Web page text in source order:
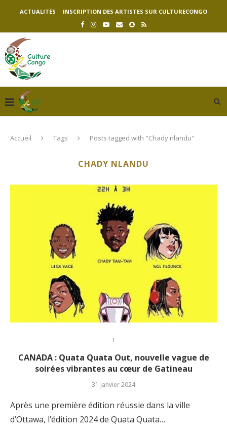
ACTUALITÉS INSCRIPTION DES ARTISTES SUR CULTURECONGO
Accueil Tags Posts tagged with "Chady nlandu"
CHADY NLANDU
1
CANADA : Quata Quata Out, nouvelle vague de
soirées vibrantes au cœur de Gatineau
31 janvier 2024
Après une première édition réussie dans la ville
d’Ottawa, l’édition 2024 de Quata Quata…